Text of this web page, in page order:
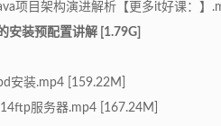
项目架构演进解析【更多it好课：】
安装预配置讲解 [1.79G]
安装.mp4 [159.22M]
服务器.mp4 [167.24M]